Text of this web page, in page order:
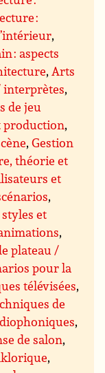
:
,
: aspects
,Arts
interprètes,
de jeu
production,
,Gestion
théorie et
et
,
et
,
plateau /
pour la
télévisées,
de
,
de salon,
,